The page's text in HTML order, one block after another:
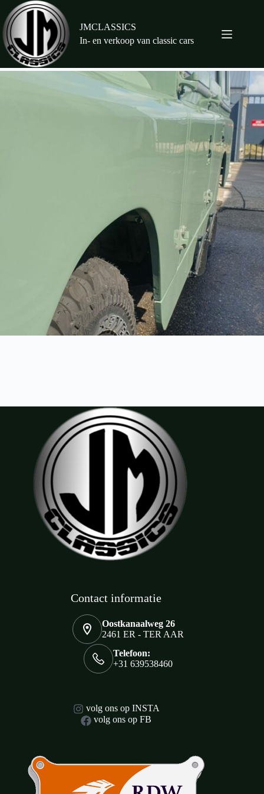
naar
de
inhoud
JMCLASSICS
In- en verkoop van classic cars
Contact informatie
Oostkanaalweg 26
2461 ER - TER AAR
Telefoon:
+31 639538460
volg ons op INSTA
volg ons op FB